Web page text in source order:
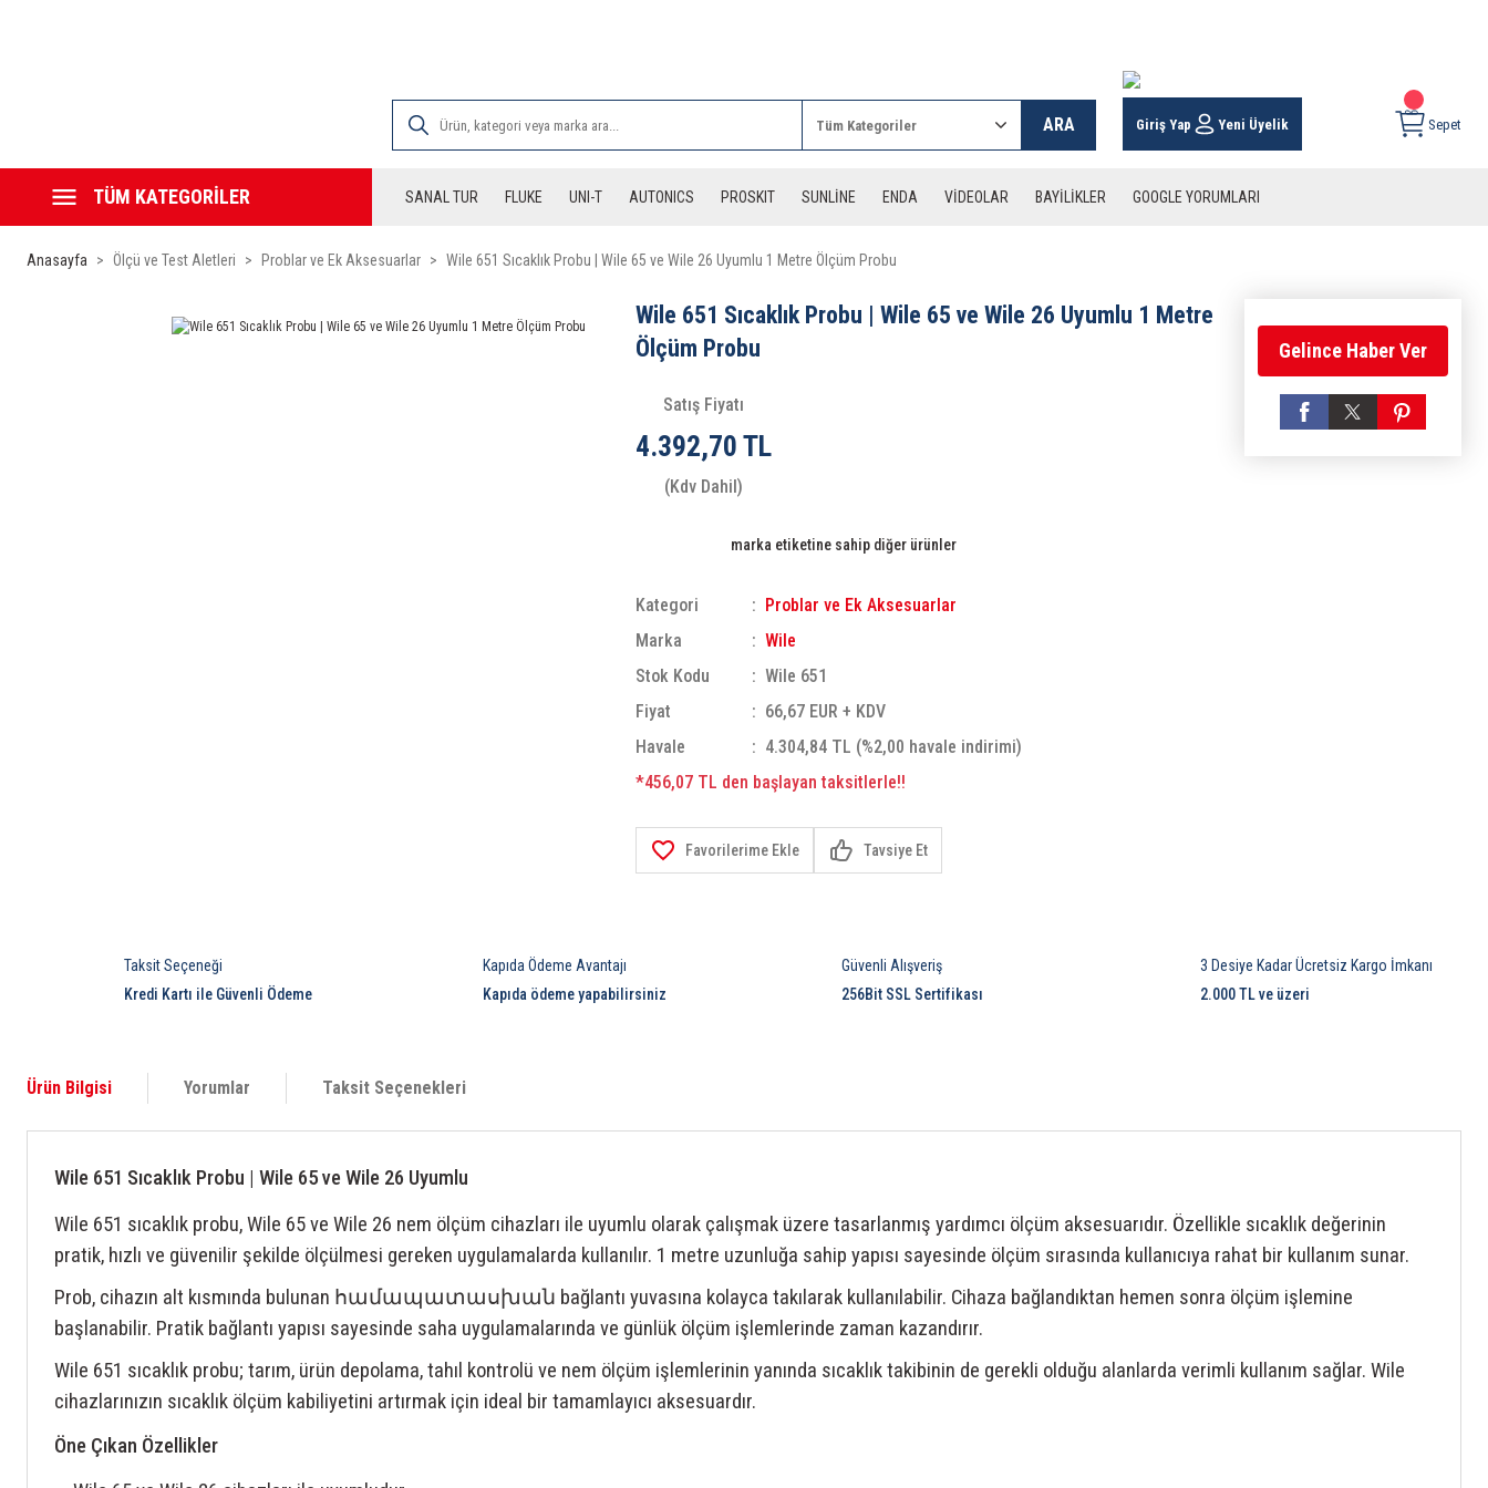
ARA Giriş Yap Yeni Üyelik Sepet
TÜM KATEGORİLER SANAL TUR FLUKE UNI-T AUTONICS PROSKIT SUNLİNE ENDA VİDEOLAR BAYİLİKLER GOOGLE YORUMLARI
Anasayfa Ölçü ve Test Aletleri Problar ve Ek Aksesuarlar Wile 651 Sıcaklık Probu | Wile 65 ve Wile 26 Uyumlu 1 Metre Ölçüm Probu
Wile 651 Sıcaklık Probu | Wile 65 ve Wile 26 Uyumlu 1 Metre
Ölçüm Probu
Satış Fiyatı
4.392,70 TL
(Kdv Dahil)
marka etiketine sahip diğer ürünler
Kategori
Problar ve Ek Aksesuarlar
Marka
Wile
Stok Kodu
Wile 651
Fiyat
66,67 EUR + KDV
Havale
4.304,84 TL (%2,00 havale indirimi)
*456,07 TL den başlayan taksitlerle!!
Tavsiye Et
Gelince Haber Ver
3 Desiye Kadar Ücretsiz Kargo İmkanı
2.000 TL ve üzeri
Kapıda Ödeme Avantajı
Kapıda ödeme yapabilirsiniz
Güvenli Alışveriş
256Bit SSL Sertifikası
Taksit Seçeneği
Kredi Kartı ile Güvenli Ödeme
Ürün Bilgisi Yorumlar Taksit Seçenekleri
Wile 651 Sıcaklık Probu | Wile 65 ve Wile 26 Uyumlu
Wile 651 sıcaklık probu, Wile 65 ve Wile 26 nem ölçüm cihazları ile uyumlu olarak çalışmak üzere tasarlanmış yardımcı ölçüm aksesuarıdır. Özellikle sıcaklık değerinin
pratik, hızlı ve güvenilir şekilde ölçülmesi gereken uygulamalarda kullanılır. 1 metre uzunluğa sahip yapısı sayesinde ölçüm sırasında kullanıcıya rahat bir kullanım sunar.
Prob, cihazın alt kısmında bulunan համապատասխան bağlantı yuvasına kolayca takılarak kullanılabilir. Cihaza bağlandıktan hemen sonra ölçüm işlemine
başlanabilir. Pratik bağlantı yapısı sayesinde saha uygulamalarında ve günlük ölçüm işlemlerinde zaman kazandırır.
Wile 651 sıcaklık probu; tarım, ürün depolama, tahıl kontrolü ve nem ölçüm işlemlerinin yanında sıcaklık takibinin de gerekli olduğu alanlarda verimli kullanım sağlar. Wile
cihazlarınızın sıcaklık ölçüm kabiliyetini artırmak için ideal bir tamamlayıcı aksesuardır.
Öne Çıkan Özellikler